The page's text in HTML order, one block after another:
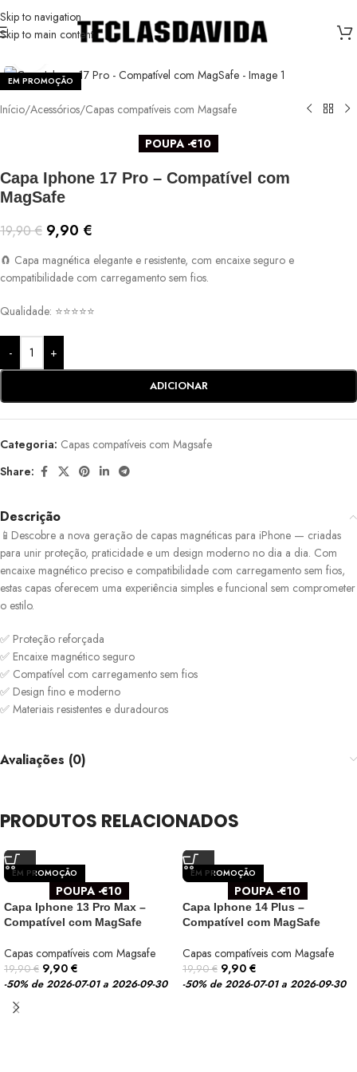
Skip to navigation
Skip to main content
EM PROMOÇÃO
Início/Acessórios/Capas compatíveis com Magsafe
POUPA -€10
Capa Iphone 17 Pro – Compatível com
MagSafe
19,90€ 9,90 €
🧲 Capa magnética elegante e resistente, com encaixe seguro e
compatibilidade com carregamento sem fios.
Qualidade: ⭐⭐⭐⭐⭐
- +
ADICIONAR
Categoria: Capas compatíveis com Magsafe
Share:
Descrição
📱Descobre a nova geração de capas magnéticas para iPhone — criadas
para unir proteção, praticidade e um design moderno no dia a dia. Com
encaixe magnético preciso e compatibilidade com carregamento sem fios,
estas capas oferecem uma experiência simples e funcional sem comprometer
o estilo.
✅ Proteção reforçada
✅ Encaixe magnético seguro
✅ Compatível com carregamento sem fios
✅ Design fino e moderno
✅ Materiais resistentes e duradouros
Avaliações (0)
PRODUTOS RELACIONADOS
EM PROMOÇÃO
POUPA -€10
Capa Iphone 13 Pro Max –
Compatível com MagSafe
Capas compatíveis com Magsafe
19,90€ 9,90 €
-50%de 2026-07-01 a 2026-09-30
EM PROMOÇÃO
POUPA -€10
Capa Iphone 14 Plus –
Compatível com MagSafe
Capas compatíveis com Magsafe
19,90€ 9,90 €
-50%de 2026-07-01 a 2026-09-30